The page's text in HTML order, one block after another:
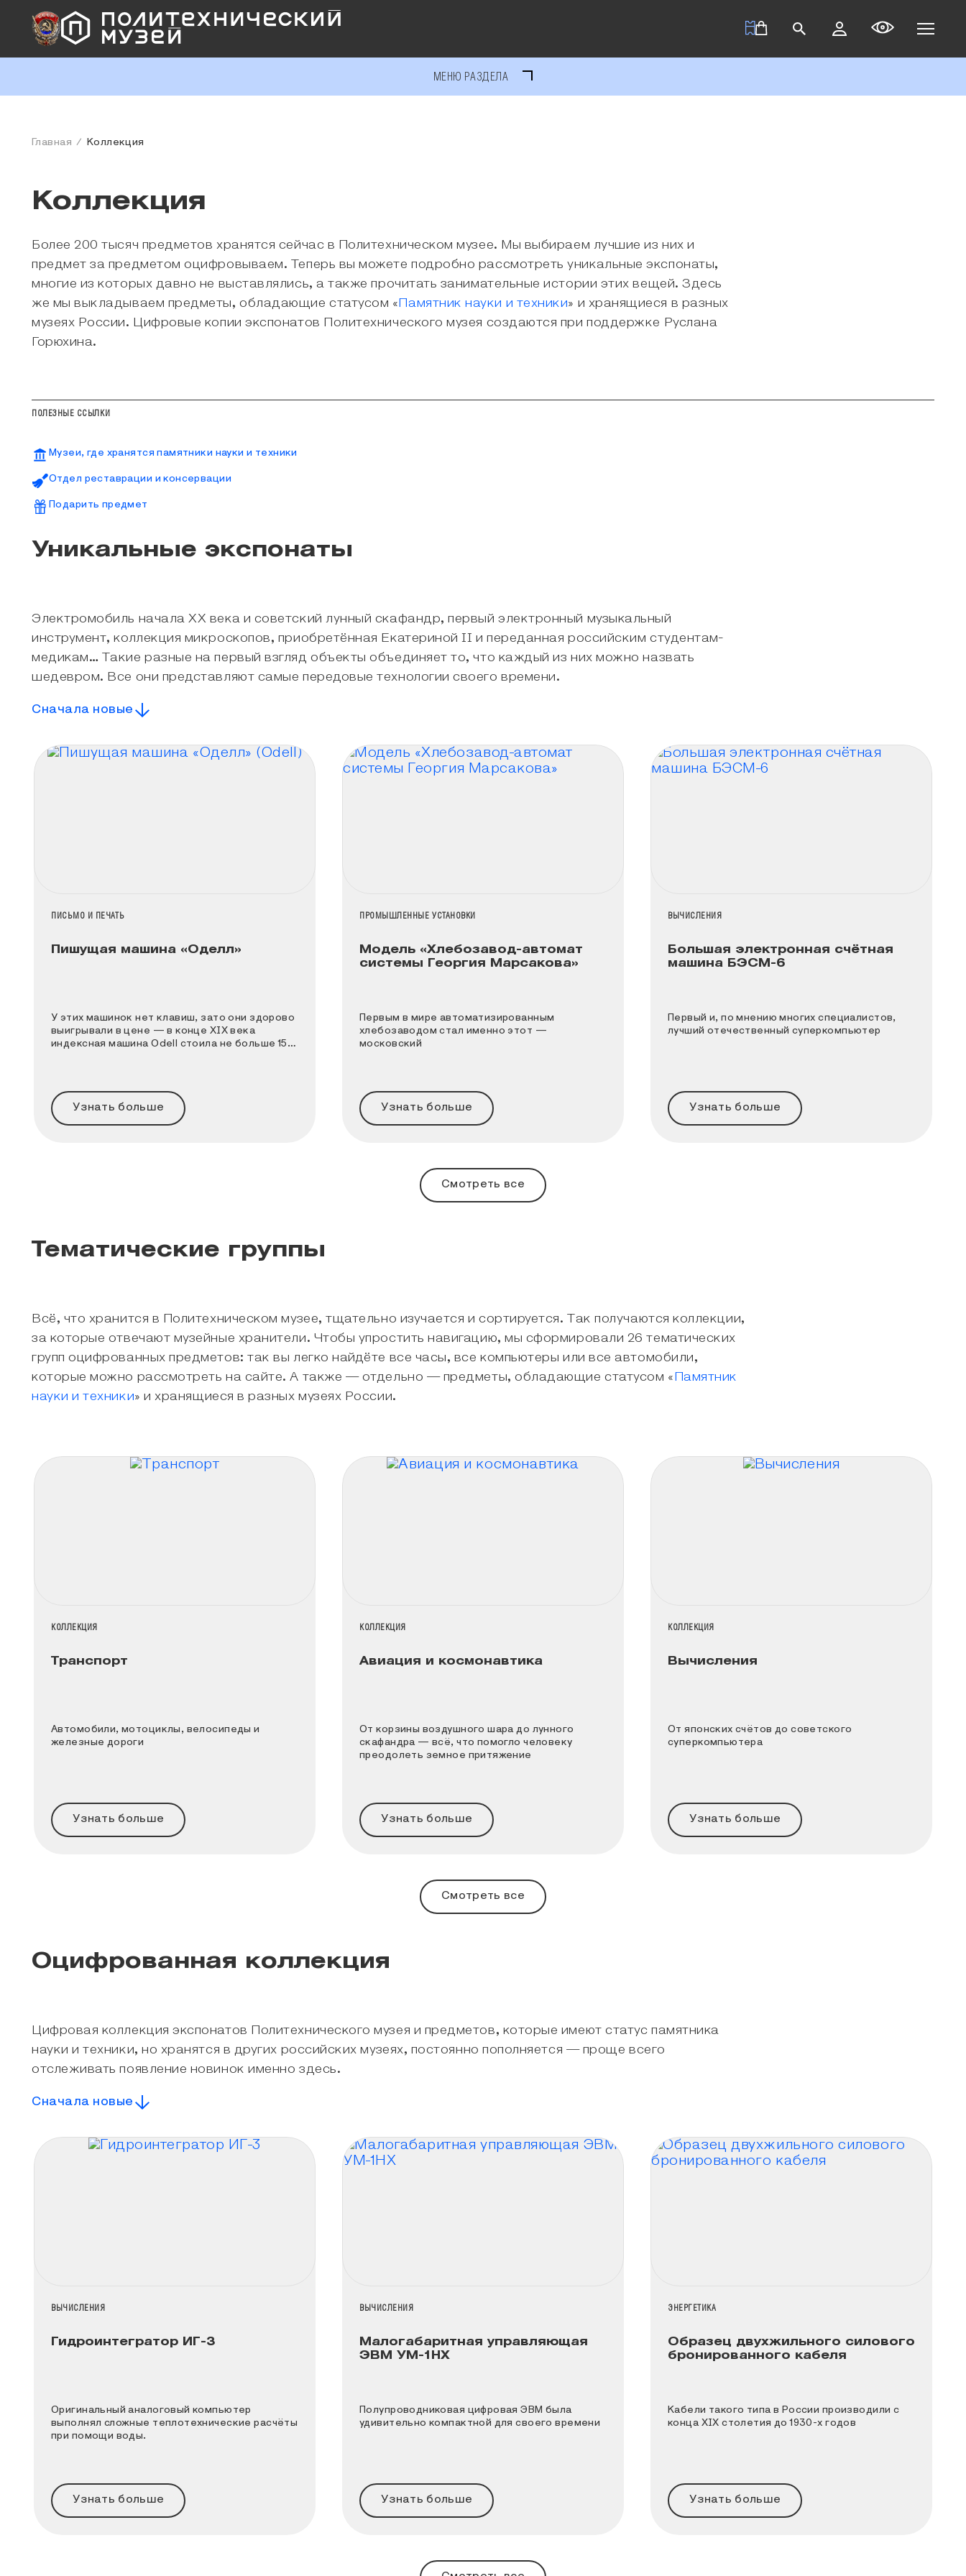
МЕНЮ РАЗДЕЛА
Главная Коллекция
Коллекция
Более 200 тысяч предметов хранятся сейчас в Политехническом музее. Мы выбираем лучшие из них и
предмет за предметом оцифровываем. Теперь вы можете подробно рассмотреть уникальные экспонаты,
многие из которых давно не выставлялись, а также прочитать занимательные истории этих вещей. Здесь
же мы выкладываем предметы, обладающие статусом « Памятник науки и техники» и хранящиеся в разных
музеях России. Цифровые копии экспонатов Политехнического музея создаются при поддержке Руслана
Горюхина.
ПОЛЕЗНЫЕ ССЫЛКИ
Музеи, где хранятся памятники науки и техники
Отдел реставрации и консервации
Подарить предмет
Уникальные экспонаты
Электромобиль начала ХХ века и советский лунный скафандр, первый электронный музыкальный
инструмент, коллекция микроскопов, приобретённая Екатериной II и переданная российским студентам-
медикам… Такие разные на первый взгляд объекты объединяет то, что каждый из них можно назвать
шедевром. Все они представляют самые передовые технологии своего времени.
Сначала новые
НАЗВАНИЕ КОЛЛЕКЦИИ
ПИСЬМО И ПЕЧАТЬ
Пишущая машина «Оделл»
У этих машинок нет клавиш, зато они здорово
выигрывали в цене — в конце XIX века
индексная машина Odell стоила не больше 15
Узнать больше
НАЗВАНИЕ КОЛЛЕКЦИИ
ПРОМЫШЛЕННЫЕ УСТАНОВКИ
Модель «Хлебозавод-автомат
системы Георгия Марсакова»
Первым в мире автоматизированным
хлебозаводом стал именно этот —
московский
Узнать больше
НАЗВАНИЕ КОЛЛЕКЦИИ
ВЫЧИСЛЕНИЯ
Большая электронная счётная
машина БЭСМ-6
Первый и, по мнению многих специалистов,
лучший отечественный суперкомпьютер
Узнать больше
Смотреть все
Тематические группы
Всё, что хранится в Политехническом музее, тщательно изучается и сортируется. Так получаются коллекции,
за которые отвечают музейные хранители. Чтобы упростить навигацию, мы сформировали 26 тематических
групп оцифрованных предметов: так вы легко найдёте все часы, все компьютеры или все автомобили,
которые можно рассмотреть на сайте. А также — отдельно — предметы, обладающие статусом « Памятник
науки и техники» и хранящиеся в разных музеях России.
НАЗВАНИЕ КОЛЛЕКЦИИ
КОЛЛЕКЦИЯ
Транспорт
Автомобили, мотоциклы, велосипеды и
железные дороги
Узнать больше
НАЗВАНИЕ КОЛЛЕКЦИИ
КОЛЛЕКЦИЯ
Авиация и космонавтика
От корзины воздушного шара до лунного
скафандра — всё, что помогло человеку
преодолеть земное притяжение
Узнать больше
НАЗВАНИЕ КОЛЛЕКЦИИ
КОЛЛЕКЦИЯ
Вычисления
От японских счётов до советского
суперкомпьютера
Узнать больше
Смотреть все
Оцифрованная коллекция
Цифровая коллекция экспонатов Политехнического музея и предметов, которые имеют статус памятника
науки и техники, но хранятся в других российских музеях, постоянно пополняется — проще всего
отслеживать появление новинок именно здесь.
Сначала новые
НАЗВАНИЕ КОЛЛЕКЦИИ
ВЫЧИСЛЕНИЯ
Гидроинтегратор ИГ-3
Оригинальный аналоговый компьютер
выполнял сложные теплотехнические расчёты
при помощи воды.
Узнать больше
НАЗВАНИЕ КОЛЛЕКЦИИ
ВЫЧИСЛЕНИЯ
Малогабаритная управляющая
ЭВМ УМ-1НХ
Полупроводниковая цифровая ЭВМ была
удивительно компактной для своего времени
Узнать больше
НАЗВАНИЕ КОЛЛЕКЦИИ
ЭНЕРГЕТИКА
Образец двухжильного силового
бронированного кабеля
Кабели такого типа в России производили c
конца XIX столетия до 1930-х годов
Узнать больше